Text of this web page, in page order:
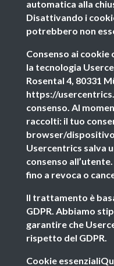
automatica alla
Disattivando i
potrebbero non
Consenso ai
la tecnologia
Rosental 4, 80331
https://
consenso. Al
raccolti: il tuo
browser/
Usercentrics salva
consenso
fino a revoca o
Il trattamento è
GDPR. Abbiamo
garantire che
rispetto del GDPR.
Cookie